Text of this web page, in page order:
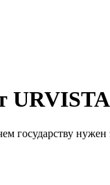
URVISTA
государству нужен